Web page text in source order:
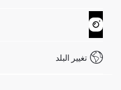
تتبع الشحنة
كيف يمكنك التسوق في ديفاكتو ؟
نموذج الاتصال
خدمة العملاء
تغيير البلد